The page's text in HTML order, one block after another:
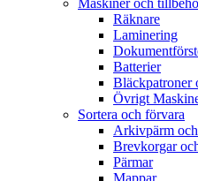
Maskiner och
Räknare
Laminering
Batterier
Bläckpatroner
Övrigt
Sortera och förvara
Arkivpärm
Brevkorgar
Pärmar
Mappar